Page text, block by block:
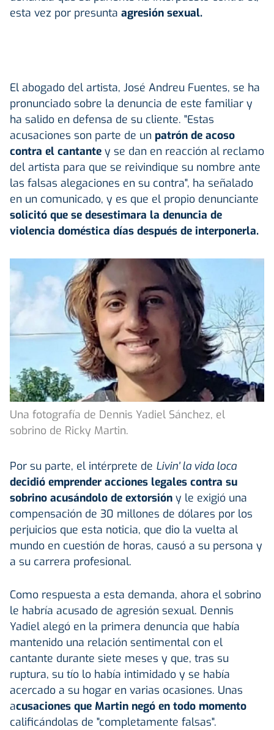
esta vez por presunta agresión sexual.
El abogado del artista, José Andreu Fuentes, se ha
pronunciado sobre la denuncia de este familiar y
ha salido en defensa de su cliente. "Estas
acusaciones son parte de un patrón de acoso
contra el cantante y se dan en reacción al reclamo
del artista para que se reivindique su nombre ante
las falsas alegaciones en su contra", ha señalado
en un comunicado, y es que el propio denunciante
solicitó que se desestimara la denuncia de
violencia doméstica días después de interponerla.
Una fotografía de Dennis Yadiel Sánchez, el
sobrino de Ricky Martin.
Por su parte, el intérprete de Livin' la vida loca
decidió emprender acciones legales contra su
sobrino acusándolo de extorsión y le exigió una
compensación de 30 millones de dólares por los
perjuicios que esta noticia, que dio la vuelta al
mundo en cuestión de horas, causó a su persona y
a su carrera profesional.
Como respuesta a esta demanda, ahora el sobrino
le habría acusado de agresión sexual. Dennis
Yadiel alegó en la primera denuncia que había
mantenido una relación sentimental con el
cantante durante siete meses y que, tras su
ruptura, su tío lo había intimidado y se había
acercado a su hogar en varias ocasiones. Unas
acusaciones que Martin negó en todo momento
calificándolas de "completamente falsas".